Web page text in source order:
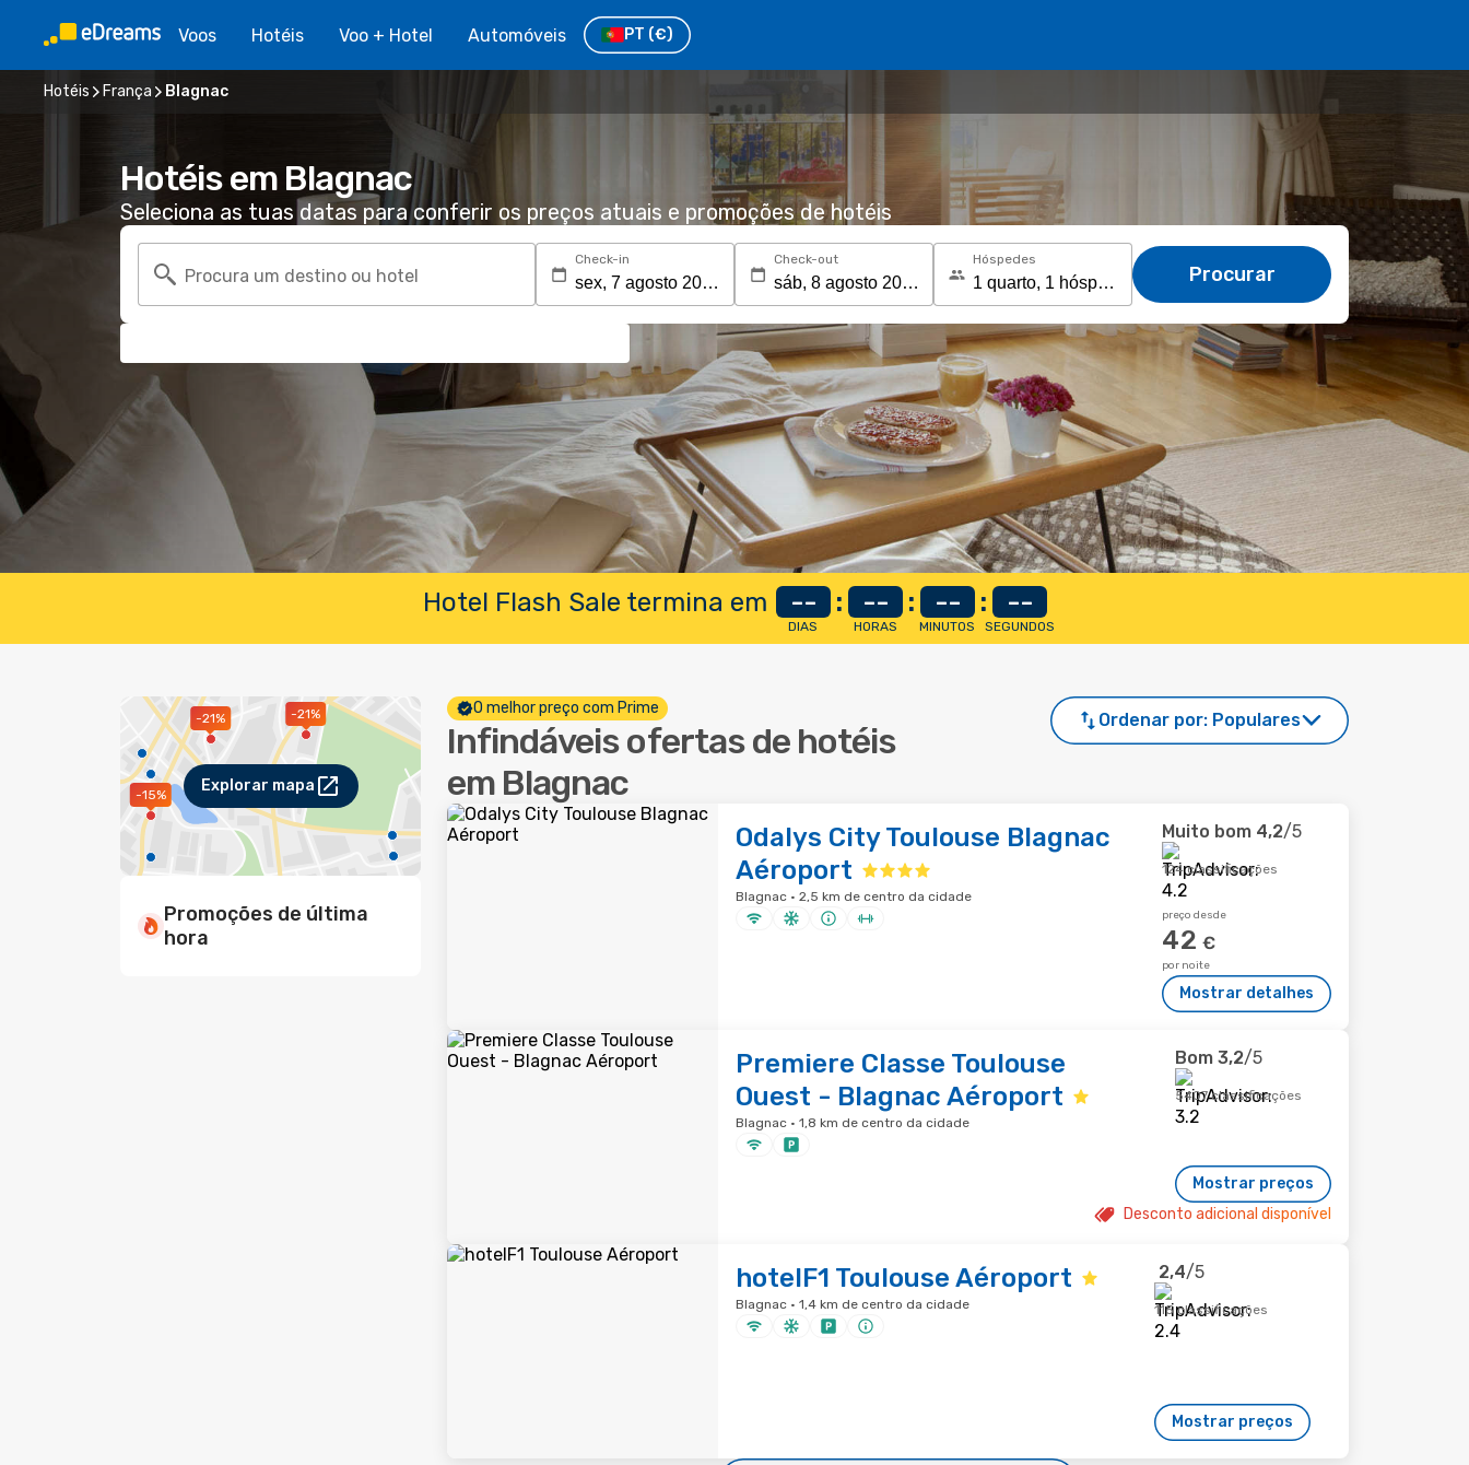
Voos Hotéis Voo + Hotel Automóveis PT (€)
Hotéis França Blagnac
Hotéis em Blagnac
Seleciona as tuas datas para conferir os preços atuais e promoções de hotéis
Procura um destino ou hotel
Check-in Check-out Hóspedes
Procurar
Hotel Flash Sale termina em --
DIAS
: --
HORAS
: --
MINUTOS
: --
SEGUNDOS
-21% -21%
-15%
Explorar mapa
Promoções de última
hora
O melhor preço com Prime
Infindáveis ofertas de hotéis
em Blagnac
Ordenar por: Populares
Odalys City Toulouse Blagnac
Aéroport
Blagnac · 2,5 km de centro da cidade
Muito bom 4,2/5
124 classificações
preço desde
42 €
por noite
Mostrar detalhes
Premiere Classe Toulouse
Ouest - Blagnac Aéroport
Blagnac · 1,8 km de centro da cidade
Bom 3,2/5
5407 classificações
Mostrar preços
Desconto adicional disponível
hotelF1 Toulouse Aéroport
Blagnac · 1,4 km de centro da cidade
2,4/5
115 classificações
Mostrar preços